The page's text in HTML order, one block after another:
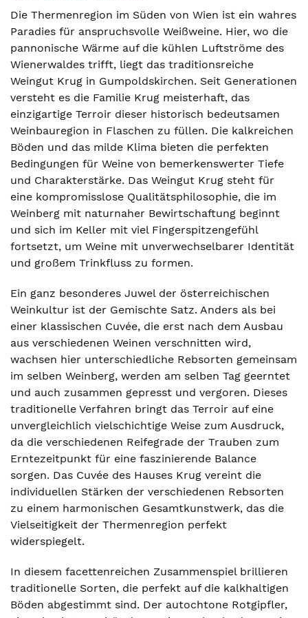
Die Thermenregion im Süden von Wien ist ein wahres
Paradies für anspruchsvolle Weißweine. Hier, wo die
pannonische Wärme auf die kühlen Luftströme des
Wienerwaldes trifft, liegt das traditionsreiche
Weingut Krug in Gumpoldskirchen. Seit Generationen
versteht es die Familie Krug meisterhaft, das
einzigartige Terroir dieser historisch bedeutsamen
Weinbauregion in Flaschen zu füllen. Die kalkreichen
Böden und das milde Klima bieten die perfekten
Bedingungen für Weine von bemerkenswerter Tiefe
und Charakterstärke. Das Weingut Krug steht für
eine kompromisslose Qualitätsphilosophie, die im
Weinberg mit naturnaher Bewirtschaftung beginnt
und sich im Keller mit viel Fingerspitzengefühl
fortsetzt, um Weine mit unverwechselbarer Identität
und großem Trinkfluss zu formen.
Ein ganz besonderes Juwel der österreichischen
Weinkultur ist der Gemischte Satz. Anders als bei
einer klassischen Cuvée, die erst nach dem Ausbau
aus verschiedenen Weinen verschnitten wird,
wachsen hier unterschiedliche Rebsorten gemeinsam
im selben Weinberg, werden am selben Tag geerntet
und auch zusammen gepresst und vergoren. Dieses
traditionelle Verfahren bringt das Terroir auf eine
unvergleichlich vielschichtige Weise zum Ausdruck,
da die verschiedenen Reifegrade der Trauben zum
Erntezeitpunkt für eine faszinierende Balance
sorgen. Das Cuvée des Hauses Krug vereint die
individuellen Stärken der verschiedenen Rebsorten
zu einem harmonischen Gesamtkunstwerk, das die
Vielseitigkeit der Thermenregion perfekt
widerspiegelt.
In diesem facettenreichen Zusammenspiel brillieren
traditionelle Sorten, die perfekt auf die kalkhaltigen
Böden abgestimmt sind. Der autochtone Rotgipfler,